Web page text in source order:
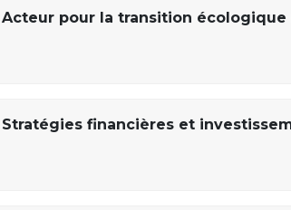
pour la transition écologique
Stratégies financières et